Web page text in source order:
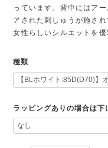
っています。背中にはア
アされた刺しゅうが施さ
女性らしいシルエットを
種類
ラッピングありの場合は